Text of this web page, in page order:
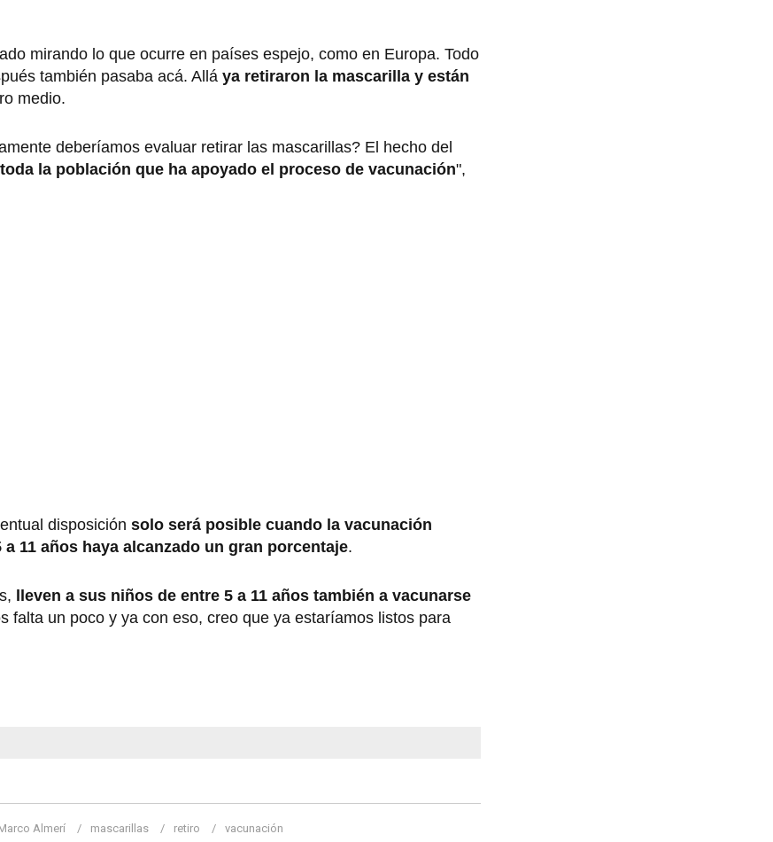
mirando lo que ocurre en países espejo, como en Europa. Todo
también pasaba acá. Allá ya retiraron la mascarilla y están
medio.
deberíamos evaluar retirar las mascarillas? El hecho del
la población que ha apoyado el proceso de vacunación",
disposición solo será posible cuando la vacunación
11 años haya alcanzado un gran porcentaje.
lleven a sus niños de entre 5 a 11 años también a vacunarse
falta un poco y ya con eso, creo que ya estaríamos listos para
Almerí mascarillas retiro vacunación